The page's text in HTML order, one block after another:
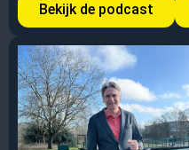
Bekijk de podcast